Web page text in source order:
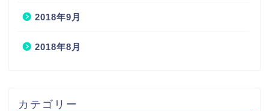
2018年9月
2018年8月
カテゴリー